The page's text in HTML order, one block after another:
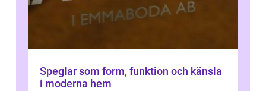
Speglar som form, funktion och känsla
i moderna hem